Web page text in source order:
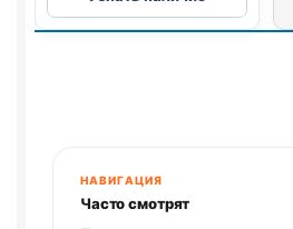
Gold
ж/
НАВИГАЦИЯ
Часто смотрят